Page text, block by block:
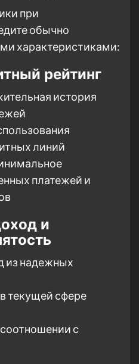
при
обычно
характеристиками:
рейтинг
история
линий
платежей и
и
из надежных
текущей сфере
с